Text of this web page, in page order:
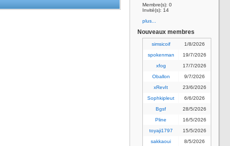
Membre(s): 0
Invité(s): 14
plus...
Nouveaux membres
simsicoif
1/8/2026
spokenman
19/7/2026
xfog
17/7/2026
Oballon
9/7/2026
xRevIt
23/6/2026
Sophkipleut
6/6/2026
Bgsf
28/5/2026
Pline
16/5/2026
toyaji1797
15/5/2026
sakkaoui
8/5/2026